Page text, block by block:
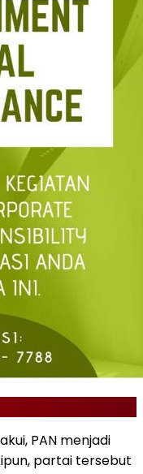
PAN menjadi
partai tersebut